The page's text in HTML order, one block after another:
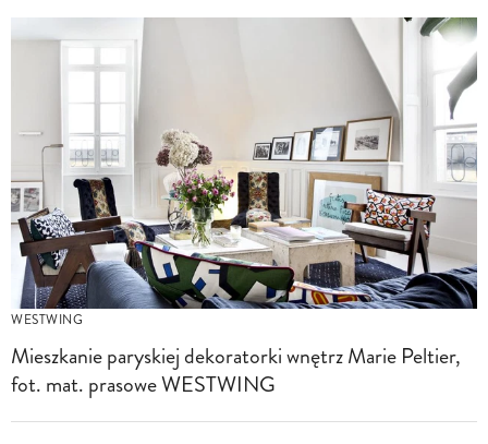
WESTWING
Mieszkanie paryskiej dekoratorki wnętrz Marie Peltier,
fot. mat. prasowe WESTWING